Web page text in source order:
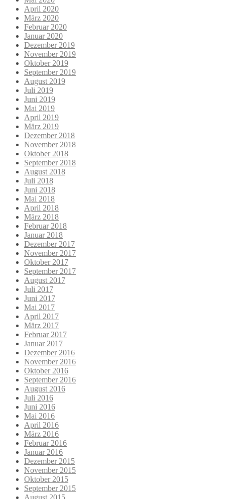
April 2020
März 2020
Februar 2020
Januar 2020
Dezember 2019
November 2019
Oktober 2019
September 2019
August 2019
Juli 2019
Juni 2019
Mai 2019
April 2019
März 2019
Dezember 2018
November 2018
Oktober 2018
September 2018
August 2018
Juli 2018
Juni 2018
Mai 2018
April 2018
März 2018
Februar 2018
Januar 2018
Dezember 2017
November 2017
Oktober 2017
September 2017
August 2017
Juli 2017
Juni 2017
Mai 2017
April 2017
März 2017
Februar 2017
Januar 2017
Dezember 2016
November 2016
Oktober 2016
September 2016
August 2016
Juli 2016
Juni 2016
Mai 2016
April 2016
März 2016
Februar 2016
Januar 2016
Dezember 2015
November 2015
Oktober 2015
September 2015
August 2015